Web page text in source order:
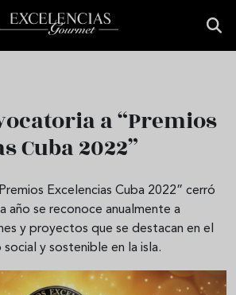
a “Premios
Cuba 2022”
Excelencias Cuba 2022” cerró
año se reconoce anualmente a
y proyectos que se destacan en el
y sostenible en la isla.